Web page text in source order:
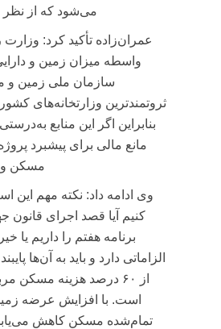
می‌شود که از
عمران‌زاده تأکید کرد:
واسطه میزان زمین و
سازمان ملی زمین و
ثروتمندترین وزارتخانه‌های
بنابراین اگر این منابع
مانع مالی برای پیشبرد
مسکن
وی ادامه داد: نکته مهم
کنیم آیا قصد اجرای
برنامه هفتم را داریم یا
الزاماتی دارد و باید به آن‌ها
از ۶۰ درصد هزینه مسکن
است. با افزایش عرضه
تمام‌شده مسکن کاهش